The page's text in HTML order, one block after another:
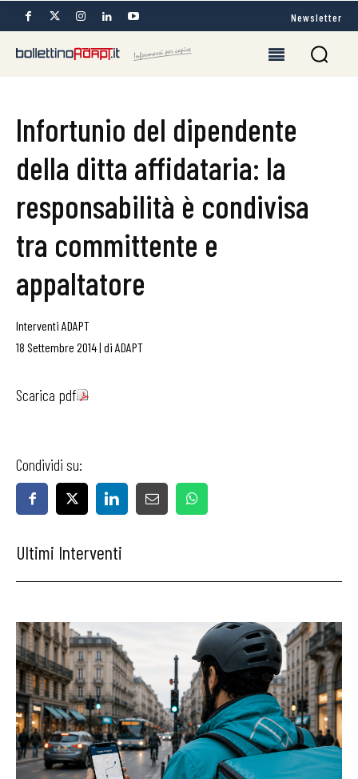
Newsletter
Infortunio del dipendente
della ditta affidataria: la
responsabilità è condivisa
tra committente e
appaltatore
Interventi ADAPT
18 Settembre 2014| di ADAPT
Scarica pdf
Condividi su:
Ultimi Interventi